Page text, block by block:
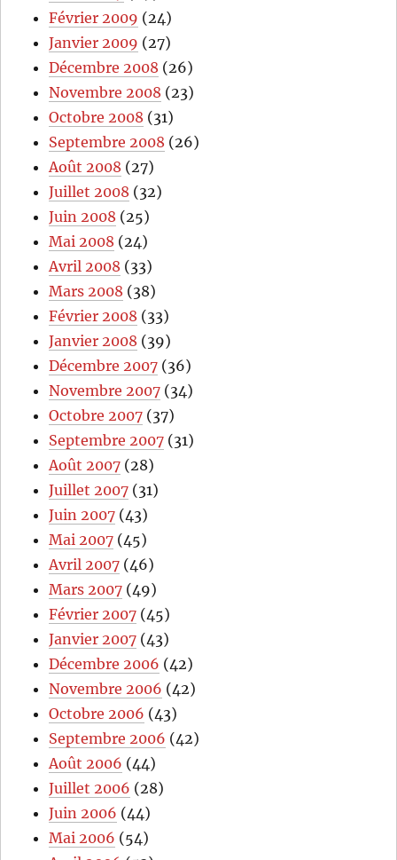
Février 2009 (24)
Janvier 2009 (27)
Décembre 2008 (26)
Novembre 2008 (23)
Octobre 2008 (31)
Septembre 2008 (26)
Août 2008 (27)
Juillet 2008 (32)
Juin 2008 (25)
Mai 2008 (24)
Avril 2008 (33)
Mars 2008 (38)
Février 2008 (33)
Janvier 2008 (39)
Décembre 2007 (36)
Novembre 2007 (34)
Octobre 2007 (37)
Septembre 2007 (31)
Août 2007 (28)
Juillet 2007 (31)
Juin 2007 (43)
Mai 2007 (45)
Avril 2007 (46)
Mars 2007 (49)
Février 2007 (45)
Janvier 2007 (43)
Décembre 2006 (42)
Novembre 2006 (42)
Octobre 2006 (43)
Septembre 2006 (42)
Août 2006 (44)
Juillet 2006 (28)
Juin 2006 (44)
Mai 2006 (54)